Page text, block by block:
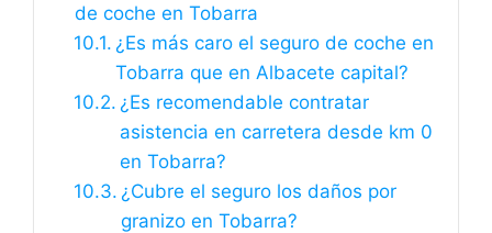
de coche en Tobarra
¿Es más caro el seguro de coche en
Tobarra que en Albacete capital?
¿Es recomendable contratar
asistencia en carretera desde km 0
en Tobarra?
¿Cubre el seguro los daños por
granizo en Tobarra?